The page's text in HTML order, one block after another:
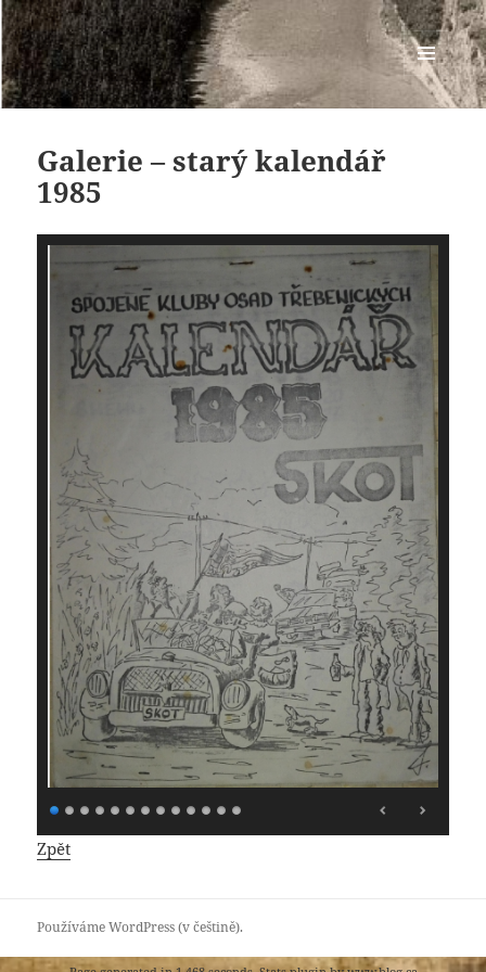
Osada SKOT
MENU
A
Galerie – starý kalendář
1985
Zpět
Používáme WordPress (v češtině).